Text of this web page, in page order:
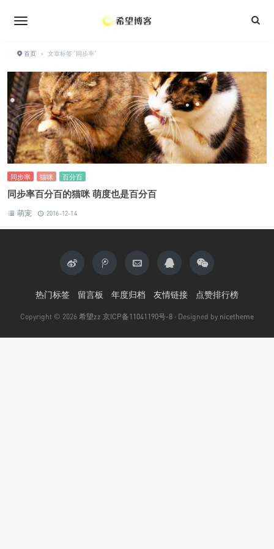
首页 › 文章标签 "同步率"
同步率 猫咪 百分百
同步率百分百的猫咪 萌度也是百分百
萌宠 2016-12-14
热门标签 留言板 年度归档 友情链接 点赞排行榜
Copyright © 2026 希望zz 京ICP备11041190号-8 · Designed by nicetheme
•
•
•
• •
•
•
•